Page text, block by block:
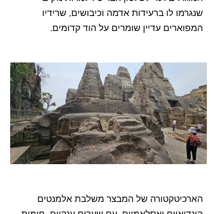
שנגרמו לו ברעידות אדמה וכיבושים, שרידיו
המפוארים עדיין שומרים על הוד קדומים.
הארכיטקטורה של המבצר משלבת אלמנטים